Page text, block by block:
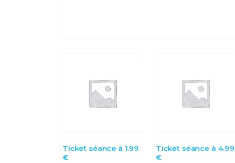
Ticket séance à 1.99
€
Ticket séance à 4.99
€